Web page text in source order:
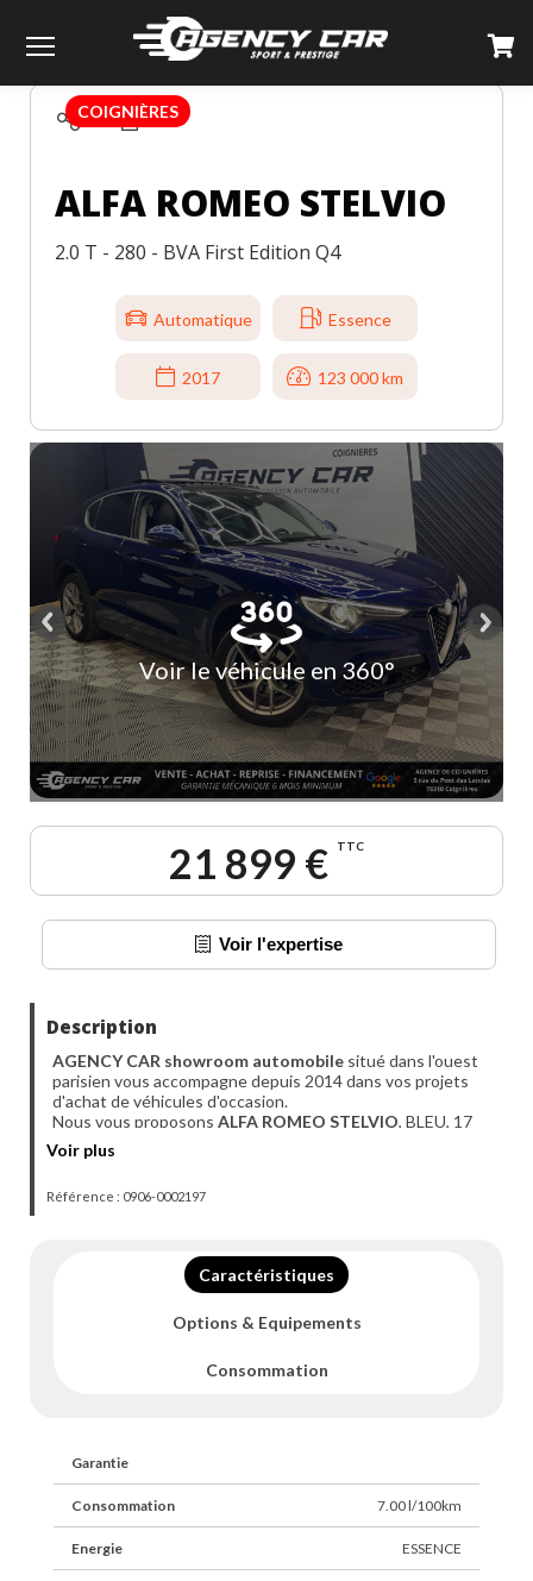
TOUS LES VÉHICULES ALFA ROMEO STELVIO
ALFA ROMEO STELVIO
2.0 T - 280 - BVA First Edition Q4
Automatique Essence
2017 123 000 km
Voir le véhicule en 360°
21 899 € TTC
COIGNIÈRES
Voir l'expertise
Description
AGENCY CAR showroom automobile situé dans l'ouest
parisien vous accompagne depuis 2014 dans vos projets
d'achat de véhicules d'occasion.
Nous vous proposons ALFA ROMEO STELVIO, BLEU, 17
cv, 5 portes, première mise en circulation le 28-04-2017,
garantie
Véhicule visibleUNIQUEMENT SUR RDV
Du mardi au vendredi 10h - 18h30 et le samedi de 9h30 à
- Possibilité d'extension de garantie jusqu'à 48 mois.
- Des erreurs peuvent se glisser dans nos annonces,
site internet.
Voir plus
Référence : 0906-0002197
Caractéristiques
Options & Equipements
Consommation
Garantie
Consommation 7.00 l/100km
Energie ESSENCE